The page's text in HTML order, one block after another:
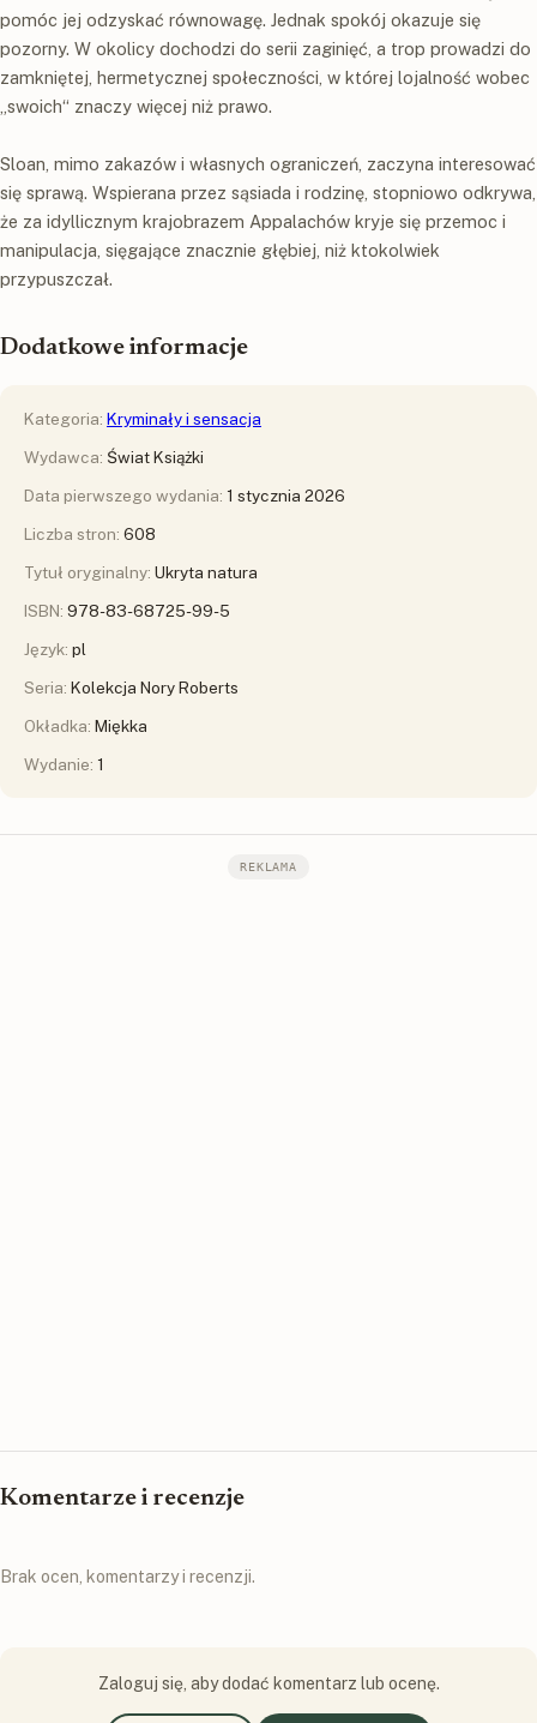
pomóc jej odzyskać równowagę. Jednak spokój okazuje się
pozorny. W okolicy dochodzi do serii zaginięć, a trop prowadzi do
zamkniętej, hermetycznej społeczności, w której lojalność wobec
„swoich“ znaczy więcej niż prawo.
Sloan, mimo zakazów i własnych ograniczeń, zaczyna interesować
się sprawą. Wspierana przez sąsiada i rodzinę, stopniowo odkrywa,
że za idyllicznym krajobrazem Appalachów kryje się przemoc i
manipulacja, sięgające znacznie głębiej, niż ktokolwiek
przypuszczał.
Dodatkowe informacje
Kategoria: Kryminały i sensacja
Wydawca: Świat Książki
Data pierwszego wydania: 1 stycznia 2026
Liczba stron: 608
Tytuł oryginalny: Ukryta natura
ISBN: 978-83-68725-99-5
Język: pl
Seria: Kolekcja Nory Roberts
Okładka: Miękka
Wydanie: 1
REKLAMA
Komentarze i recenzje
Brak ocen, komentarzy i recenzji.
Zaloguj się, aby dodać komentarz lub ocenę.